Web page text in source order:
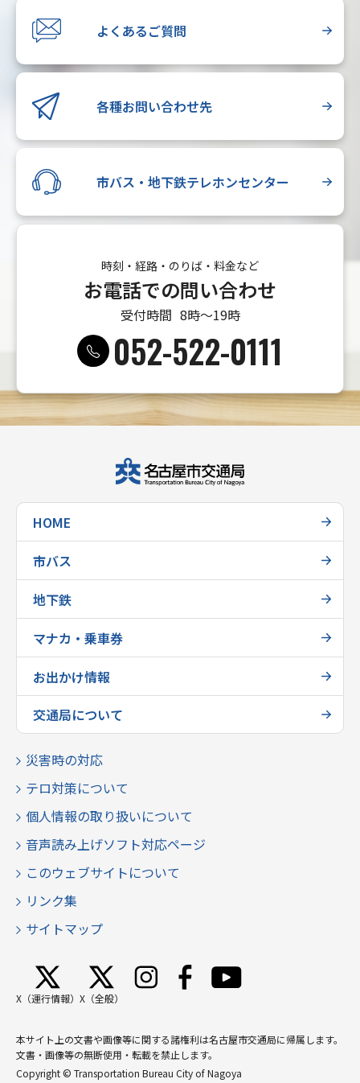
よくあるご質問
各種お問い合わせ先
市バス・地下鉄テレホンセンター
時刻・経路・のりば・料金など
お電話での問い合わせ
受付時間 8時〜19時
052-522-0111
HOME
市バス
地下鉄
マナカ・乗車券
お出かけ情報
交通局について
災害時の対応
テロ対策について
個人情報の取り扱いについて
音声読み上げソフト対応ページ
このウェブサイトについて
リンク集
サイトマップ
X（運行情報） X（全般）
本サイト上の文書や画像等に関する諸権利は名古屋市交通局に帰属します。
文書・画像等の無断使用・転載を禁止します。
Copyright © Transportation Bureau City of Nagoya